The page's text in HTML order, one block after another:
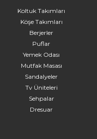
salon aynası
mekanda genişlik
sağlayabilir.
konsollarla birlikte
bir depolama alanı
güçlendirir. Bu
salonlar için harika
yanında pratik bir
kişisel
daha işlevsel hale
Koltuk Takımları
Köşe Takımları
Berjerler
Puflar
Yemek Odası
Mutfak Masası
Sandalyeler
Tv Üniteleri
Sehpalar
Dresuar